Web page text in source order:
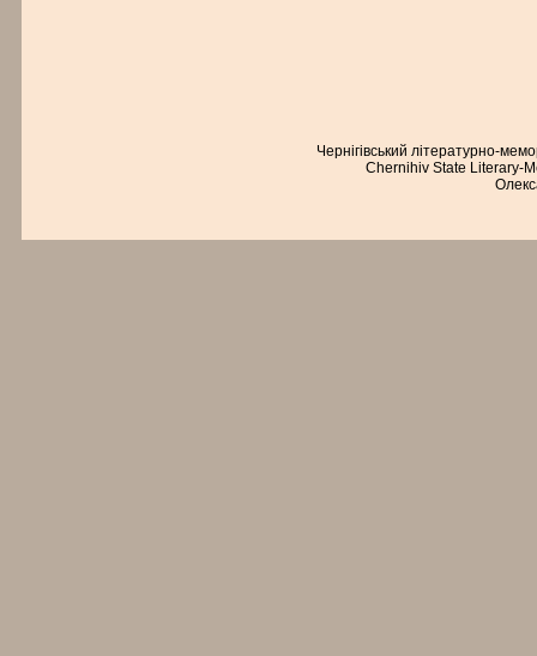
Чернігівський літературно-
Chernihiv State Literary-